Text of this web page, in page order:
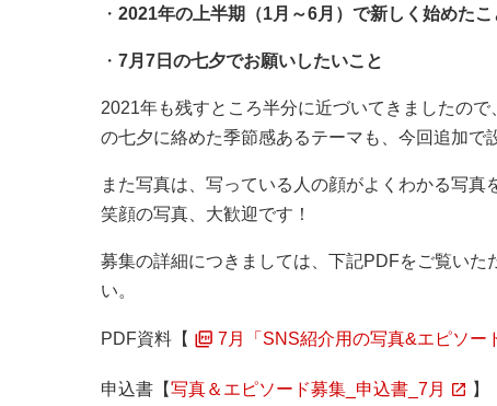
・ 2021年の上半期（1月～6月）で新しく始めた
・ 7月7日の七夕でお願いしたいこと
2021年も残すところ半分に近づいてきましたの
の七夕に絡めた季節感あるテーマも、今回追加で
また写真は、写っている人の顔がよくわかる写真
笑顔の写真、大歓迎です！
募集の詳細につきましては、下記PDFをご覧い
い。
PDF資料【 7月「SNS紹介用の写真&エピソー
申込書【写真＆エピソード募集_申込書_7月 】